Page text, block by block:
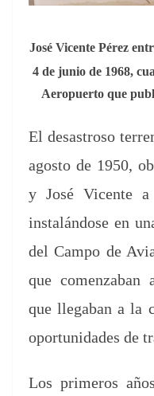
José Vicente Pérez
4 de junio de 1968,
Aerop­uer­to que
El desas­troso
agos­to de 1950,
y José Vicente
instalán­dose en
del Cam­po de
que comen­z­a­ban
que lle­ga­ban a la
opor­tu­nidades de
Los primeros